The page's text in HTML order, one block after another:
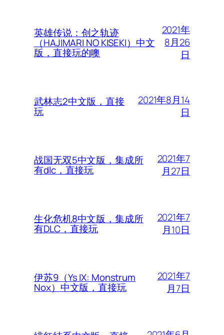
英雄传说：创之轨迹
（HAJIMARI NO KISEKI）中文
版，直接玩的噢
2021年
8月26
日
武林志2中文版，直接
玩
2021年8月14
日
战国无双5中文版，集成所
有dlc，直接玩
2021年7
月27日
生化危机8中文版，集成所
有DLC，直接玩
2021年7
月10日
伊苏9（Ys IX: Monstrum
Nox）中文版，直接玩
2021年7
月7日